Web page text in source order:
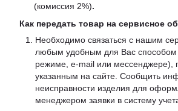
(комиссия 2%).
Как передать товар на сервисное
Необходимо связаться с нашим
любым удобным для Вас
режиме, e-mail или мессенджере),
указанным на сайте. Сообщить
неисправности изделия для
менеджером заявки в систему